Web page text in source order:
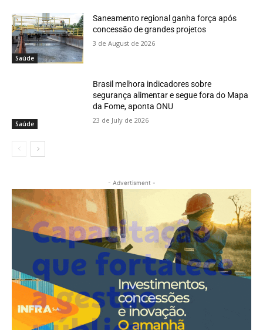
Saúde
Saneamento regional ganha força após
concessão de grandes projetos
3 de August de 2026
Saúde
Brasil melhora indicadores sobre
segurança alimentar e segue fora do Mapa
da Fome, aponta ONU
23 de July de 2026
- Advertisment -